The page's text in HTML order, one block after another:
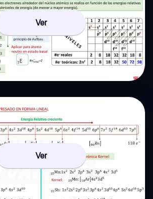
Ver
Ver